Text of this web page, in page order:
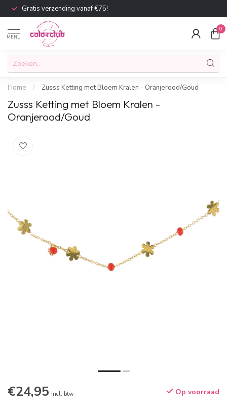
Gratis verzending vanaf €75!
MENU
0
Home / Zusss Ketting met Bloem Kralen - Oranjerood/Goud
Zusss Ketting met Bloem Kralen -
Oranjerood/Goud
€24,95 Incl. btw Op voorraad